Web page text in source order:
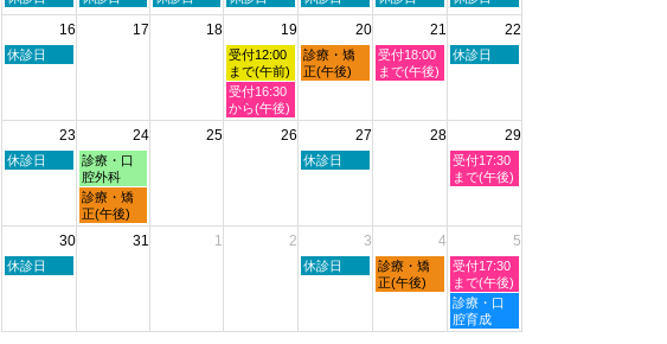
8th
曜
8
月
曜
曜
曜
8
月
12th
2026
曜
8
月
13th
曜
8
月
14th
曜
8
月
16 17 18 19 20 21 22
日
月
2026
休診日
水
曜
日,
8
月
受付12:00
まで(午前)
木
曜
月
2026
診療・矯
正(午後)
金
曜
月
受付18:00
まで(午後)
土
月
2026
休診日
水
曜
日,
受付16:30
から(午後)
23 24 25 26 27 28 29
日
月
2026
休診日
月
曜
日,
8
月
診療・口
腔外科
木
月
2026
休診日
土
曜
月
2026
受付17:30
まで(午後)
月
曜
日,
診療・矯
正(午後)
30 31 1 2 3 4 5
日
月
休診日
木
月
休診日
金
曜
月
診療・矯
正(午後)
土
曜
日,
9
月
受付17:30
まで(午後)
土
曜
日,
診療・口
腔育成